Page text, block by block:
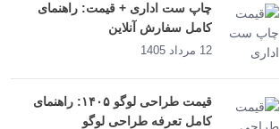
چاپ ست اداری + قیمت: راهنمای
کامل سفارش آنلاین
12 مرداد 1405
قیمت طراحی لوگو ۱۴۰۵: راهنمای
کامل تعرفه‌ طراحی لوگو